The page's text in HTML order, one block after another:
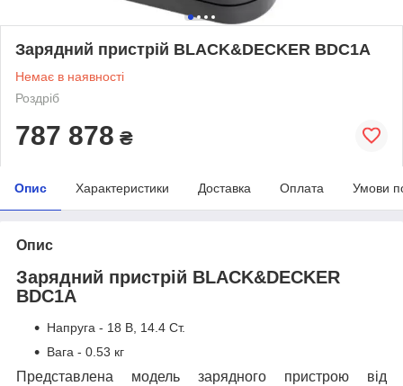
Зарядний пристрій BLACK&DECKER BDC1A
Немає в наявності
Роздріб
787 878 ₴
Опис Характеристики Доставка Оплата Умови
Опис
Зарядний пристрій BLACK&DECKER
BDC1A
Напруга - 18 В, 14.4 Ст.
Вага - 0.53 кг
Представлена модель зарядного пристрою від